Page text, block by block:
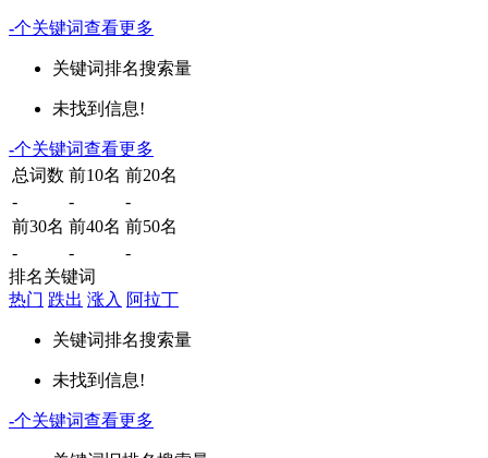
-个关键词查看更多
关键词排名搜索量
未找到信息!
-个关键词查看更多
总词数 前10名 前20名
-
-
-
前30名 前40名 前50名
-
-
-
排名关键词
热门 跌出 涨入 阿拉丁
关键词排名搜索量
未找到信息!
-个关键词查看更多